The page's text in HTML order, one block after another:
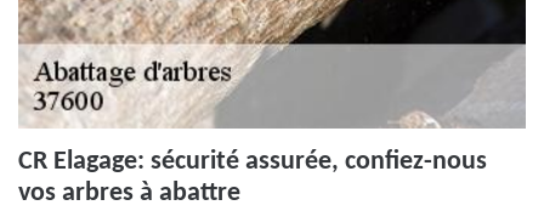
CR Elagage: sécurité assurée, confiez-nous
vos arbres à abattre